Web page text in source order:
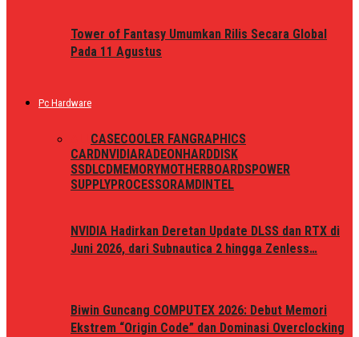
Tower of Fantasy Umumkan Rilis Secara Global
Pada 11 Agustus
Pc Hardware
CASECOOLER FAN GRAPHICS
CARDNVIDIARADEON HARDDISK
SSDLCDMEMORYMOTHERBOARDSPOWER
SUPPLYPROCESSORAMD INTEL
NVIDIA Hadirkan Deretan Update DLSS dan RTX di
Juni 2026, dari Subnautica 2 hingga Zenless…
Biwin Guncang COMPUTEX 2026: Debut Memori
Ekstrem “Origin Code” dan Dominasi Overclocking